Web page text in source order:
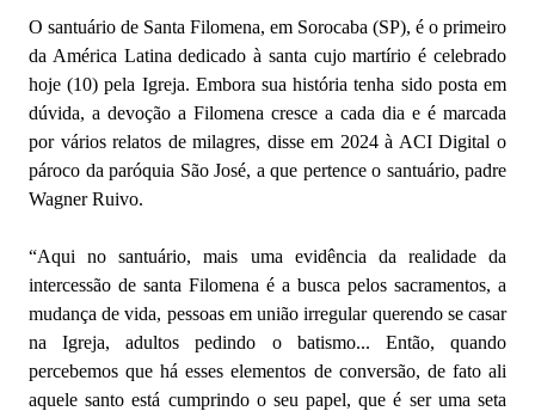
O santuário de Santa Filomena, em Sorocaba (SP), é o primeiro
da América Latina dedicado à santa cujo martírio é celebrado
hoje (10) pela Igreja. Embora sua história tenha sido posta em
dúvida, a devoção a Filomena cresce a cada dia e é marcada
por vários relatos de milagres, disse em 2024 à ACI Digital o
pároco da paróquia São José, a que pertence o santuário, padre
Wagner Ruivo.
“Aqui no santuário, mais uma evidência da realidade da
intercessão de santa Filomena é a busca pelos sacramentos, a
mudança de vida, pessoas em união irregular querendo se casar
na Igreja, adultos pedindo o batismo... Então, quando
percebemos que há esses elementos de conversão, de fato ali
aquele santo está cumprindo o seu papel, que é ser uma seta